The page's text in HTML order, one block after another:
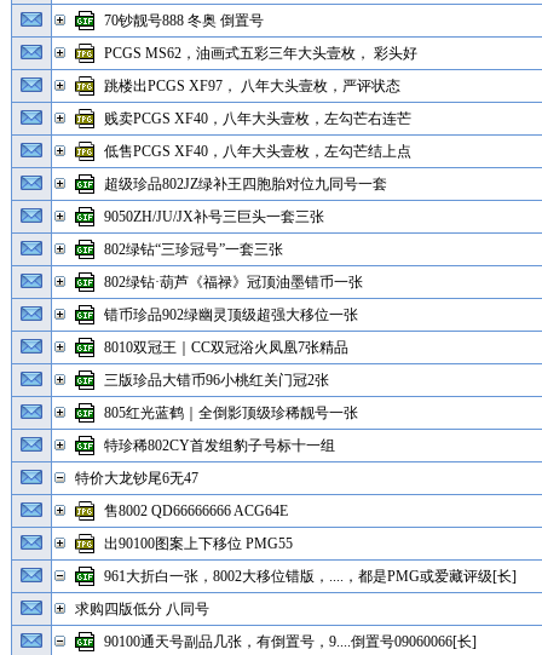
70钞靓号888 冬奥 倒置号
PCGS MS62，油画式五彩三年大头壹枚， 彩头好
跳楼出PCGS XF97， 八年大头壹枚，严评状态
贱卖PCGS XF40，八年大头壹枚，左勾芒右连芒
低售PCGS XF40，八年大头壹枚，左勾芒结上点
超级珍品802JZ绿补王四胞胎对位九同号一套
9050ZH/JU/JX补号三巨头一套三张
802绿钻“三珍冠号”一套三张
802绿钻·葫芦《福禄》冠顶油墨错币一张
错币珍品902绿幽灵顶级超强大移位一张
8010双冠王｜CC双冠浴火凤凰7张精品
三版珍品大错币96小桃红关门冠2张
805红光蓝鹤｜全倒影顶级珍稀靓号一张
特珍稀802CY首发组豹子号标十一组
特价大龙钞尾6无47
售8002 QD66666666 ACG64E
出90100图案上下移位 PMG55
961大折白一张，8002大移位错版，....，都是PMG或爱藏评级[长]
求购四版低分 八同号
90100通天号副品几张，有倒置号，9....倒置号09060066[长]